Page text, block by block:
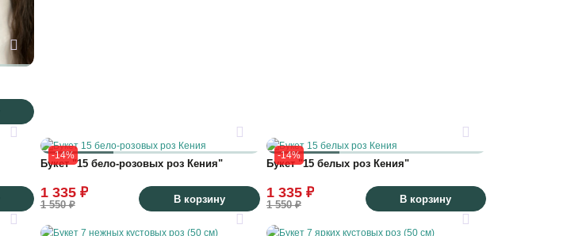
-14%
Букет "15 бело-розовых роз Кения"
1 335 ₽
1 550 ₽ В корзину
-14%
Букет "15 белых роз Кения"
1 335 ₽
1 550 ₽ В корзину